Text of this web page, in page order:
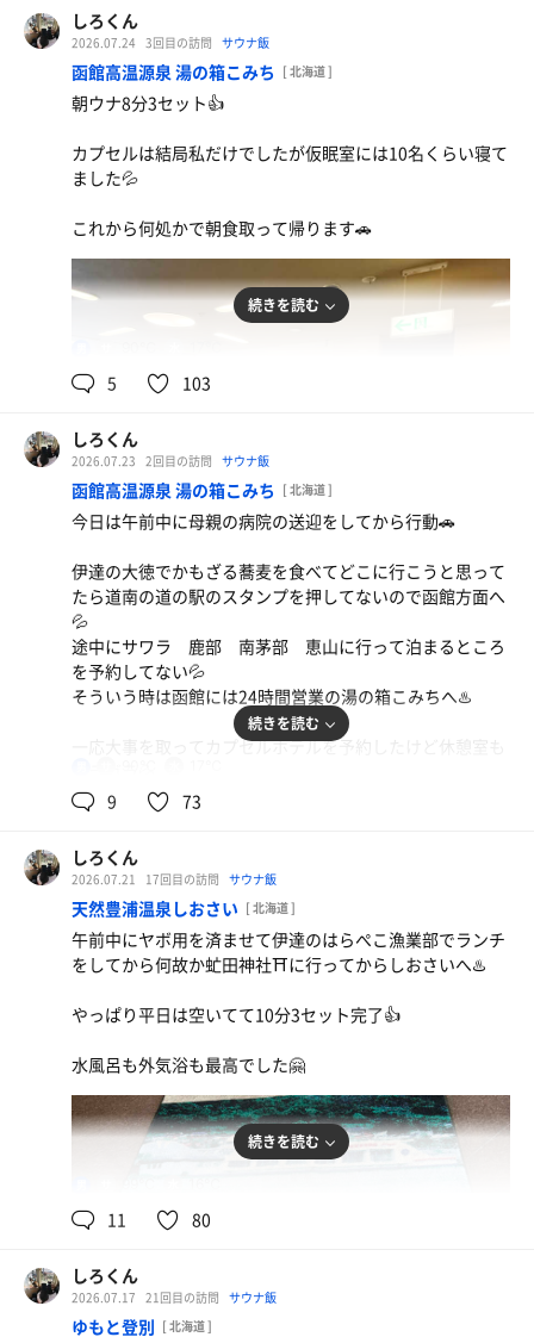
思っていた味と違いました😂
やっぱり美味しい😋
水
鍋焼きうどん
久々に美味しかった😋
水
チャーハン&ポークチャップ
相方と二人で食べてちょうどいい感じ😅
水
しろくん
2026.07.24 3回目の訪問 サウナ飯
函館高温源泉 湯の箱こみち [ 北海道 ]
朝ウナ8分3セット👍
カプセルは結局私だけでしたが仮眠室には10名くらい寝て
ました💦
これから何処かで朝食取って帰ります🚗
続きを読む
5 103
しろくん
2026.07.23 2回目の訪問 サウナ飯
函館高温源泉 湯の箱こみち [ 北海道 ]
今日は午前中に母親の病院の送迎をしてから行動🚗
伊達の大徳でかもざる蕎麦を食べてどこに行こうと思って
たら道南の道の駅のスタンプを押してないので函館方面へ
💦
途中にサワラ 鹿部 南茅部 恵山に行って泊まるところ
を予約してない💦
そういう時は函館には24時間営業の湯の箱こみちへ♨️
一応大事を取ってカプセルホテルを予約したけど休憩室も
でも初めてのカプセルホテルで朝の9:00まで一人3500円な
もしかしたらもっと安いビジホがあったかもしれませんが
面倒なのでそのままイン♨️
サ室は90℃で水風呂は17℃くらい💦
8分3セットで明日朝サウナして帰ります👍
続きを読む
9 73
しろくん
2026.07.21 17回目の訪問 サウナ飯
天然豊浦温泉しおさい [ 北海道 ]
午前中にヤボ用を済ませて伊達のはらぺこ漁業部でランチ
をしてから何故か虻田神社⛩️に行ってからしおさいへ♨️
やっぱり平日は空いてて10分3セット完了👍
水風呂も外気浴も最高でした🤗
続きを読む
11 80
しろくん
2026.07.17 21回目の訪問 サウナ飯
ゆもと登別 [ 北海道 ]